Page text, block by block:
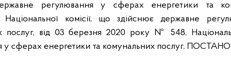
регулювання у сферах енергетики та
Національної комісії, що здійснює державне
послуг, від 03 березня 2020 року № 548,
у сферах енергетики та комунальних послуг,